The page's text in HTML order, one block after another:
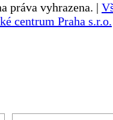
práva vyhrazena. |
centrum Praha s.r.o.